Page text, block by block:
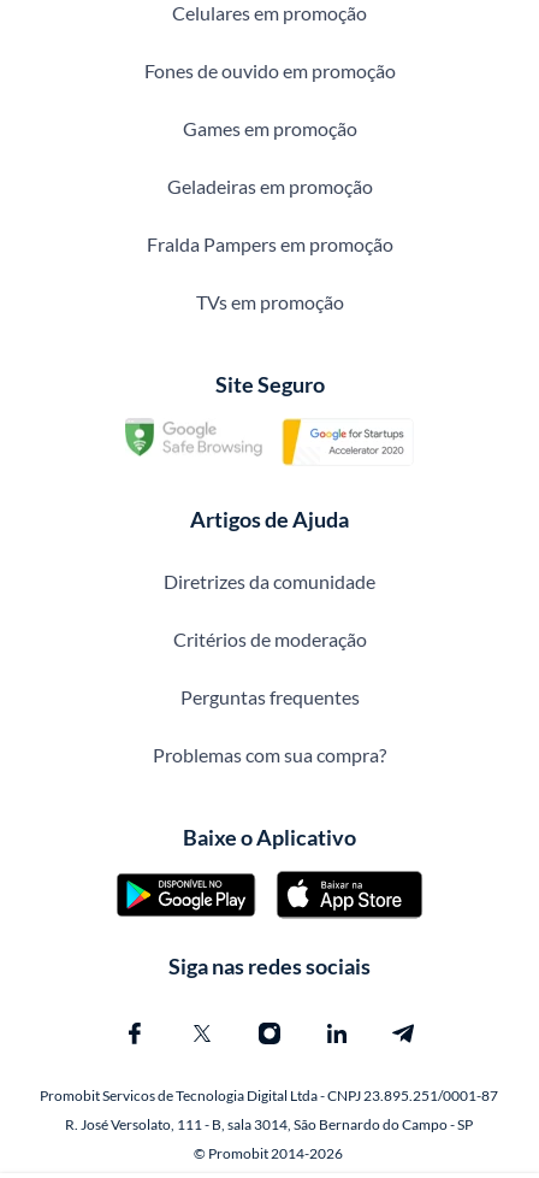
Celulares em promoção
Fones de ouvido em promoção
Games em promoção
Geladeiras em promoção
Fralda Pampers em promoção
TVs em promoção
Site Seguro
Artigos de Ajuda
Diretrizes da comunidade
Critérios de moderação
Perguntas frequentes
Problemas com sua compra?
Baixe o Aplicativo
Siga nas redes sociais
Promobit Servicos de Tecnologia Digital Ltda - CNPJ 23.895.251/0001-87
R. José Versolato, 111 - B, sala 3014, São Bernardo do Campo - SP
© Promobit 2014-2026